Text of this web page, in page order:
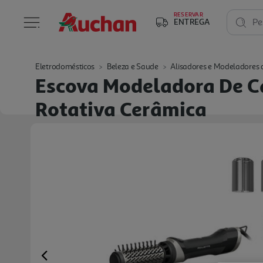
RESERVAR
ENTREGA
Eletrodomésticos Beleza e Saude Alisadores e Modeladores
Escova Modeladora De
Rotativa Cerâmica